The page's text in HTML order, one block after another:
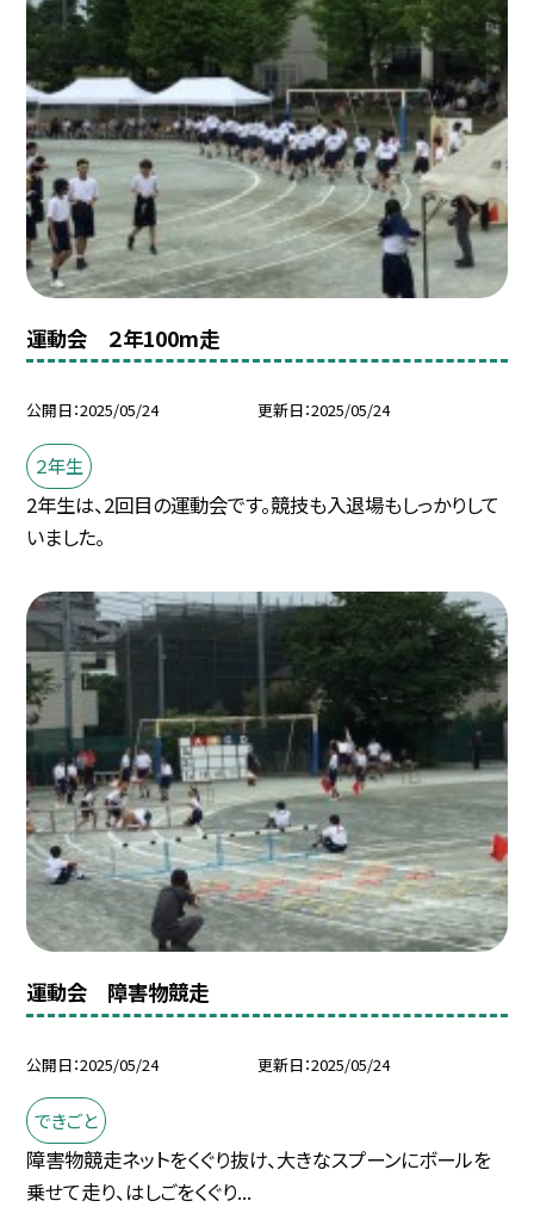
運動会 ２年100m走
公開日 2025/05/24 更新日 2025/05/24
２年生
2年生は、2回目の運動会です。競技も入退場もしっかりして
いました。
運動会 障害物競走
公開日 2025/05/24 更新日 2025/05/24
できごと
障害物競走ネットをくぐり抜け、大きなスプーンにボールを
乗せて走り、はしごをくぐり...